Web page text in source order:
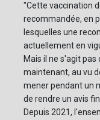
"Cette vaccination
recommandée, en
lesquelles une
actuellement en
Mais il ne s'agit
maintenant, au vu
mener pendant un
de rendre un avis
Depuis 2021,